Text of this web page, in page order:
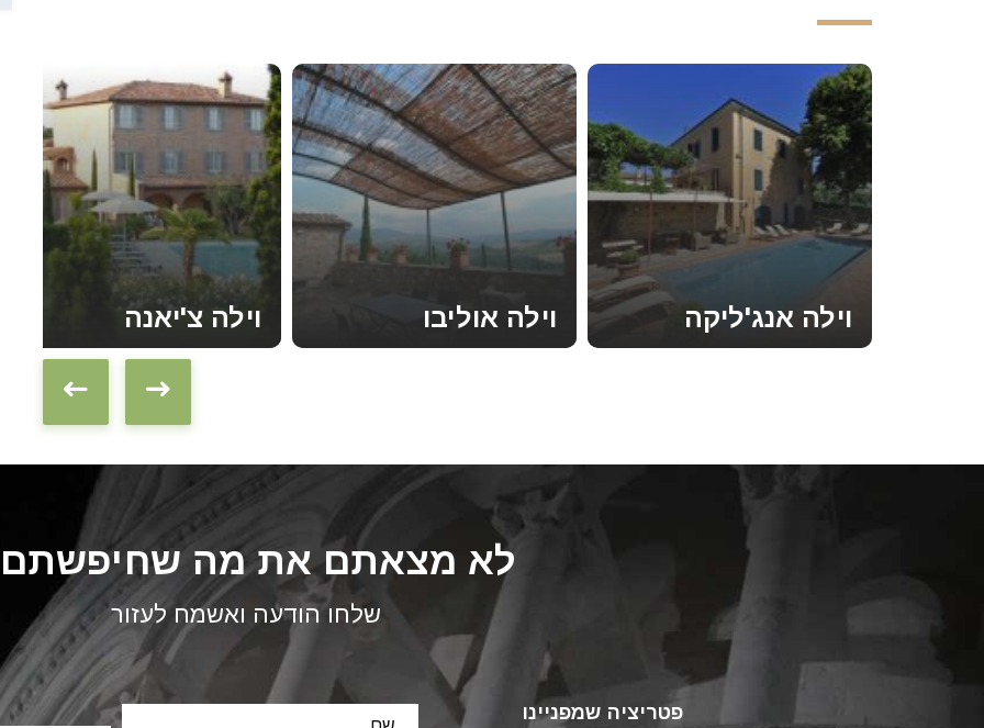
וילה אנג'ליקה
קראו עוד
וילה אוליבו
קראו עוד
וילה צ'יאנה
קראו עוד
לא מצאתם את מה
שלחו הודעה ואשמח לעזור
פטריציה שמפניינו